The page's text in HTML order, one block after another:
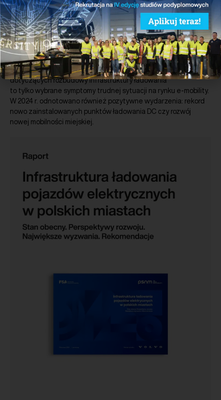
Pobierz
Przygotowane przez PSNM podsumowanie roku 2024 w polskim
sektorze nowej mobilności. Rok 2024 był bardzo trudny dla
zrównoważonego transportu. Pierwszy w historii spadek
rejestracji nowych samochodów elektrycznych rok do roku
oraz niski stopień wypełnienia unijnych wymogów (AFIR)
dotyczących rozbudowy infrastruktury ładowania
to tylko wybrane symptomy trudnej sytuacji na rynku e-mobility.
W 2024 r. odnotowano również pozytywne wydarzenia: rekord
nowo zainstalowanych punktów ładowania DC czy rozwój
nowej mobilności miejskiej.